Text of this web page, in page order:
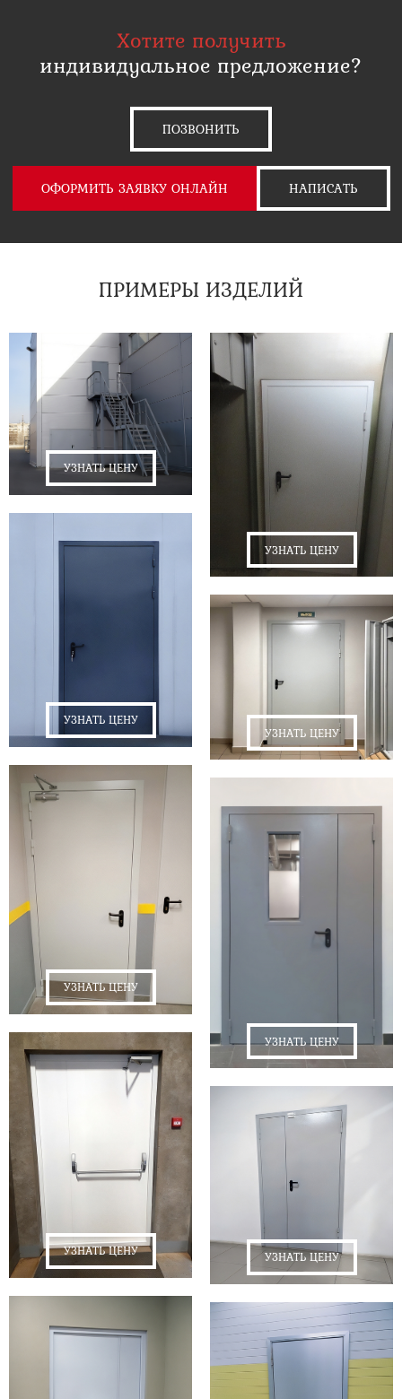
Хотите получить
индивидуальное предложение?
ПОЗВОНИТЬ
ОФОРМИТЬ ЗАЯВКУ ОНЛАЙН НАПИСАТЬ
ПРИМЕРЫ ИЗДЕЛИЙ
УЗНАТЬ ЦЕНУ
УЗНАТЬ ЦЕНУ
УЗНАТЬ ЦЕНУ
УЗНАТЬ ЦЕНУ
УЗНАТЬ ЦЕНУ
УЗНАТЬ ЦЕНУ
УЗНАТЬ ЦЕНУ
УЗНАТЬ ЦЕНУ